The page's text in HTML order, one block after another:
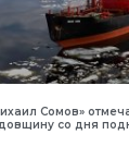
Сомов»
со дня